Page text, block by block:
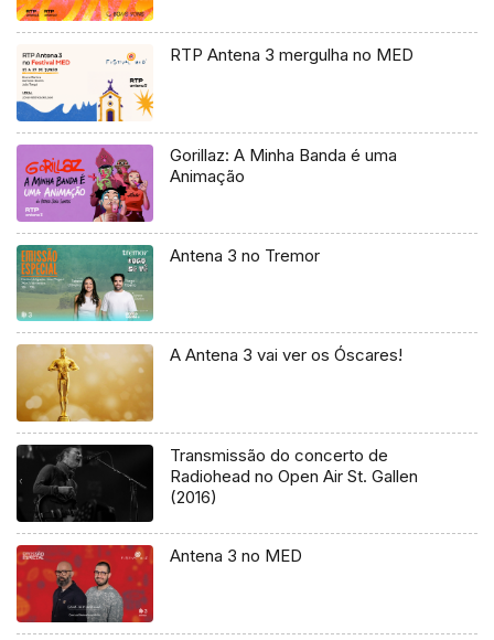
RTP Antena 3 mergulha no MED
Gorillaz: A Minha Banda é uma
Animação
Antena 3 no Tremor
A Antena 3 vai ver os Óscares!
Transmissão do concerto de
Radiohead no Open Air St. Gallen
(2016)
Antena 3 no MED